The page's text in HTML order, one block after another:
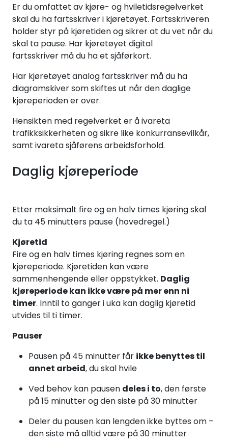
Er du omfattet av kjøre- og hviletidsregelverket
skal du ha fartsskriver i kjøretøyet. Fartsskriveren
holder styr på kjøretiden og sikrer at du vet når du
skal ta pause. Har kjøretøyet digital
fartsskriver må du ha et sjåførkort.
Har kjøretøyet analog fartsskriver må du ha
diagramskiver som skiftes ut når den daglige
kjøreperioden er over.
Hensikten med regelverket er å ivareta
trafikksikkerheten og sikre like konkurransevilkår,
samt ivareta sjåførens arbeidsforhold.
Daglig kjøreperiode
Etter maksimalt fire og en halv times kjøring skal
du ta 45 minutters pause (hovedregel.)
Kjøretid
Fire og en halv times kjøring regnes som en
kjøreperiode. Kjøretiden kan være
sammenhengende eller oppstykket. Daglig
kjøreperiode kan ikke være på mer enn ni
timer. Inntil to ganger i uka kan daglig kjøretid
utvides til ti timer.
Pauser
Pausen på 45 minutter får ikke benyttes til
annet arbeid, du skal hvile
Ved behov kan pausen deles i to, den første
på 15 minutter og den siste på 30 minutter
Deler du pausen kan lengden ikke byttes om –
den siste må alltid være på 30 minutter